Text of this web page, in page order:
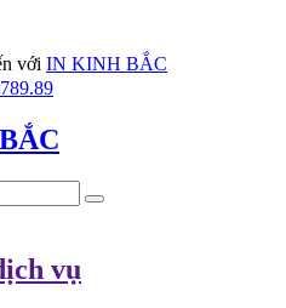
với IN KINH BẮC
vụ